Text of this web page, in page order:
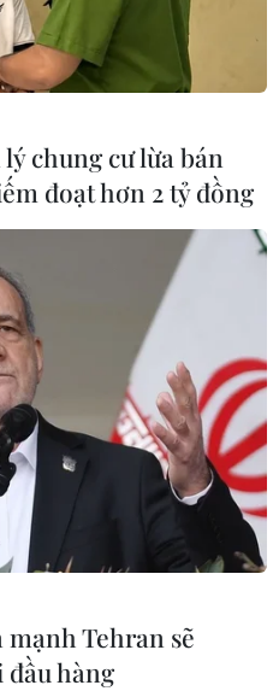
chung cư lừa bán
đoạt hơn 2 tỷ đồng
Tehran sẽ
đầu hàng